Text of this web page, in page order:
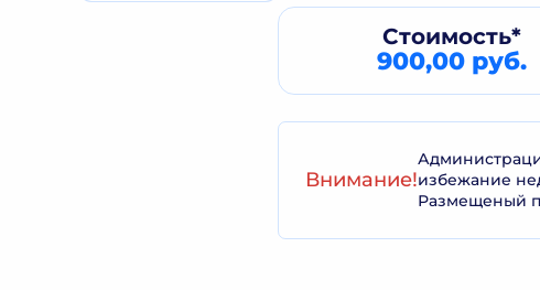
Стоимость*
900,00 руб.
Внимание!избежание
Размещеный